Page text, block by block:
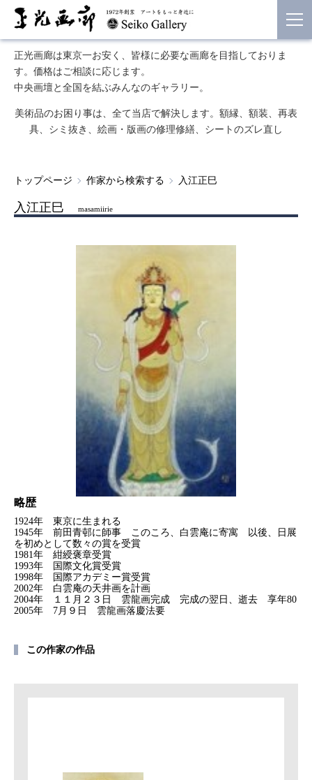
正光画廊は東京一お安く、皆様に必要な画廊を目指しておりま
す。価格はご相談に応じます。
中央画壇と全国を結ぶみんなのギャラリー。
美術品のお困り事は、全て当店で解決します。額縁、額装、再表
具、シミ抜き、絵画・版画の修理修繕、シートのズレ直し
トップページ 作家から検索する 入江正巳
入江正巳 masamiirie
略歴
1924年 東京に生まれる
1945年 前田青邨に師事 このころ、白雲庵に寄寓 以後、日展
を初めとして数々の賞を受賞
1981年 紺綬褒章受賞
1993年 国際文化賞受賞
1998年 国際アカデミー賞受賞
2002年 白雲庵の天井画を計画
2004年 １１月２３日 雲龍画完成 完成の翌日、逝去 享年80
2005年 7月９日 雲龍画落慶法要
この作家の作品